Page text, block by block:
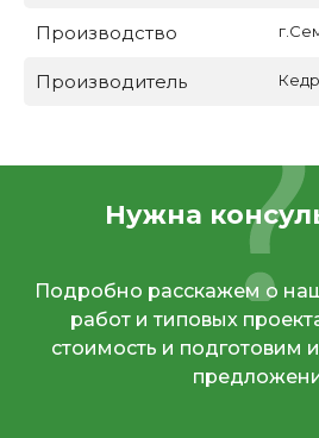
Производство
Производитель Кедр
Нужна
Подробно расскажем о
работ и типовых
стоимость и подготовим